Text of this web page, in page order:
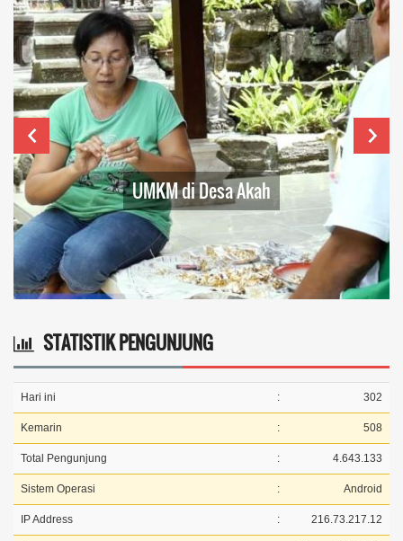
UMKM di Desa Akah
STATISTIK PENGUNJUNG
Hari ini : 302
Kemarin : 508
Total Pengunjung : 4.643.133
Sistem Operasi : Android
IP Address : 216.73.217.12